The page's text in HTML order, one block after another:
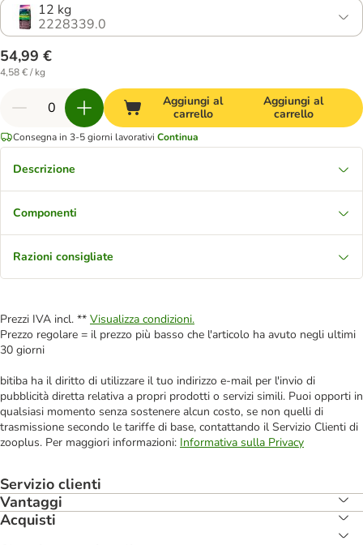
12 kg
2228339.0
54,99 €
4,58 € / kg
Aggiungi al
carrello
Aggiungi al
carrello
Consegna in 3-5 giorni lavorativi Continua
Descrizione
Componenti
Razioni consigliate
Prezzi IVA incl. ** Visualizza condizioni.
Prezzo regolare = il prezzo più basso che l'articolo ha avuto negli ultimi
30 giorni
bitiba ha il diritto di utilizzare il tuo indirizzo e-mail per l'invio di
pubblicità diretta relativa a propri prodotti o servizi simili. Puoi opporti in
qualsiasi momento senza sostenere alcun costo, se non quelli di
trasmissione secondo le tariffe di base, contattando il Servizio Clienti di
zooplus. Per maggiori informazioni: Informativa sulla Privacy
Servizio clienti
Vantaggi
Acquisti